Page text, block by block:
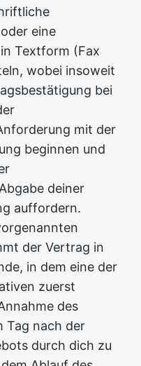
eine
Textform (Fax
wobei insoweit
bei
mit der
beginnen und
deiner
auffordern.
der Vertrag in
in dem eine der
zuerst
des
Tag nach der
durch dich zu